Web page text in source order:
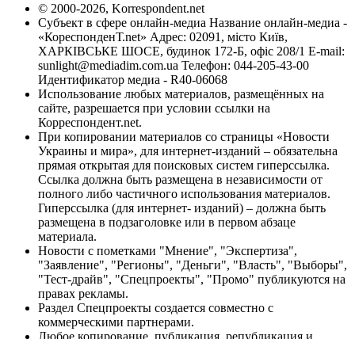
© 2000-2026, Korrespondent.net
Субъект в сфере онлайн-медиа Название онлайн-медиа -
«КореспонденТ.net» Адрес: 02091, місто Київ,
ХАРКІВСЬКЕ ШОСЕ, будинок 172-Б, офіс 208/1 E-mail:
sunlight@mediadim.com.ua Телефон: 044-205-43-00
Идентификатор медиа - R40-06068
Использование любых материалов, размещённых на
сайте, разрешается при условии ссылки на
Корреспондент.net.
При копировании материалов со страницы «Новости
Украины и мира», для интернет-изданий – обязательна
прямая открытая для поисковых систем гиперссылка.
Ссылка должна быть размещена в независимости от
полного либо частичного использования материалов.
Гиперссылка (для интернет- изданий) – должна быть
размещена в подзаголовке или в первом абзаце
материала.
Новости с пометками "Мнение", "Экспертиза",
"Заявление", "Регионы", "Деньги", "Власть", "Выборы",
"Тест-драйв", "Спецпроекты", "Промо" публикуются на
правах рекламы.
Раздел Спецпроекты создается совместно с
коммерческими партнерами.
Любое копирование, публикация, републикация и